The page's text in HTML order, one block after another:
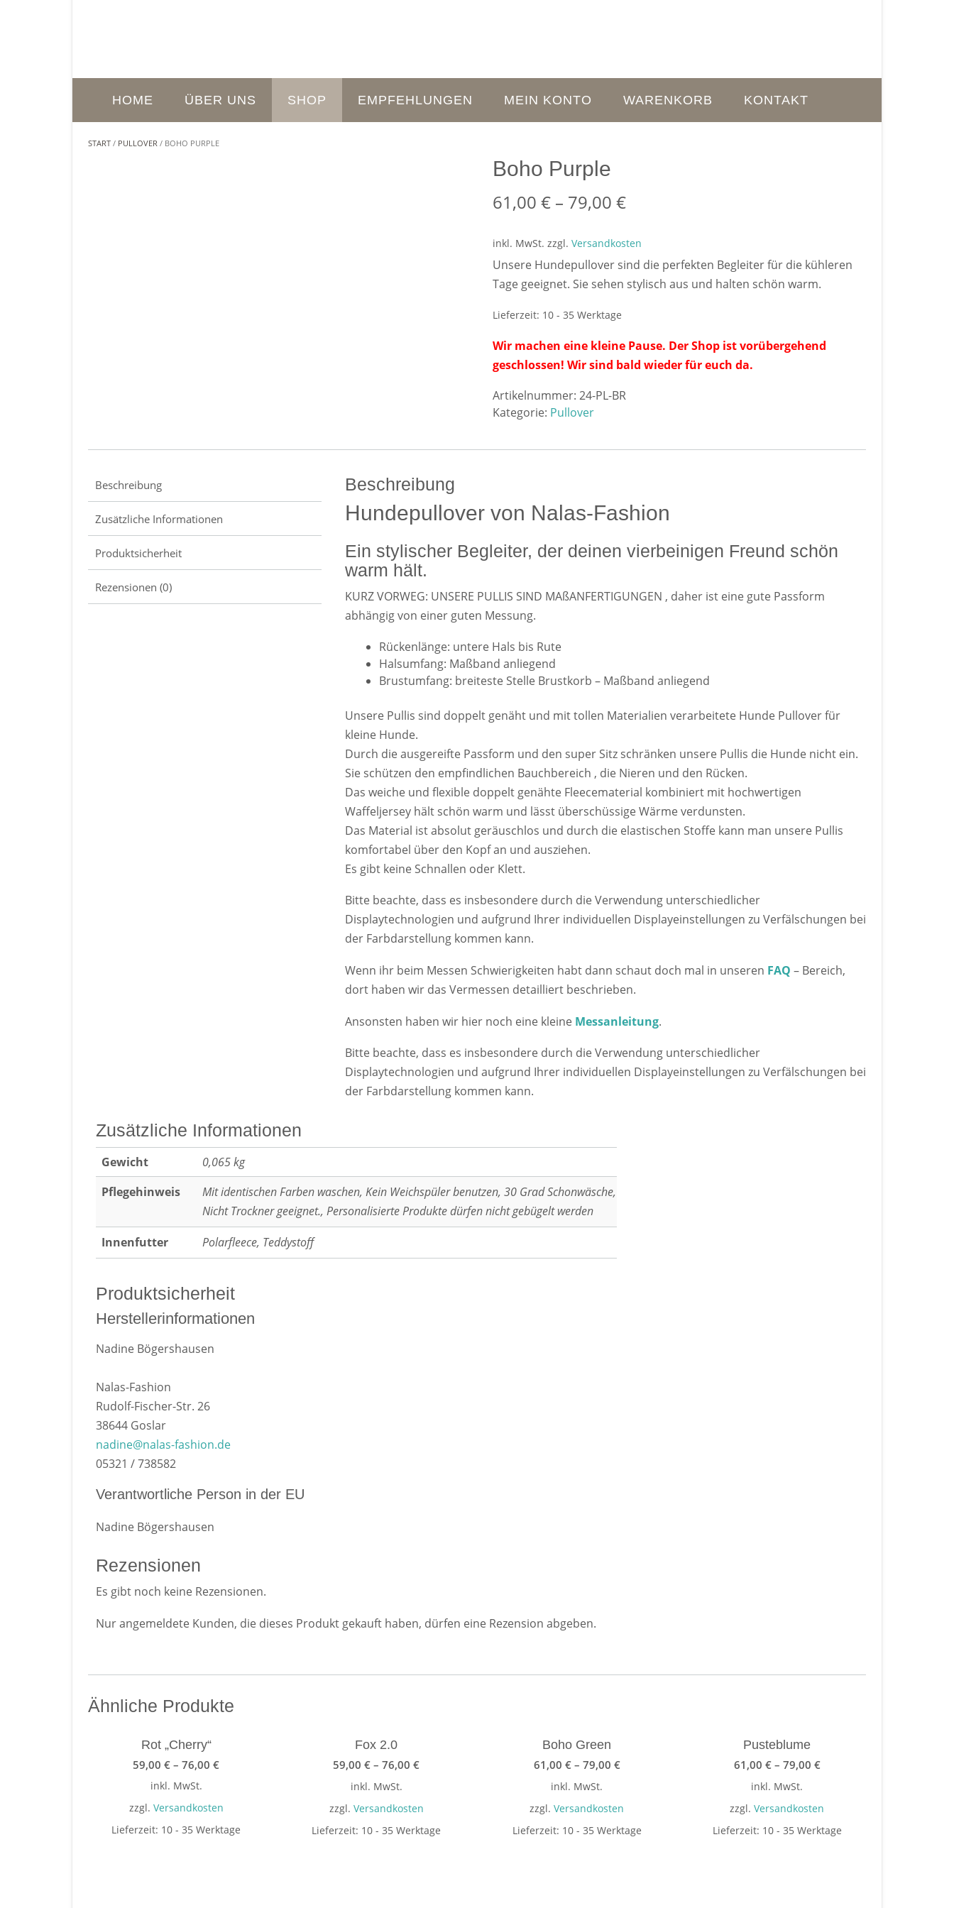
HOME ÜBER UNS SHOP EMPFEHLUNGEN MEIN KONTO WARENKORB KONTAKT
START / PULLOVER / BOHO PURPLE
Boho Purple
61,00 €– 79,00 €
inkl. MwSt. zzgl. Versandkosten
Unsere Hundepullover sind die perfekten Begleiter für die kühleren
Tage geeignet. Sie sehen stylisch aus und halten schön warm.
Lieferzeit: 10 - 35 Werktage
Wir machen eine kleine Pause. Der Shop ist vorübergehend
geschlossen! Wir sind bald wieder für euch da.
Artikelnummer: 24-PL-BR
Kategorie: Pullover
Beschreibung
Zusätzliche Informationen
Produktsicherheit
Rezensionen (0)
Beschreibung
Hundepullover von Nalas-Fashion
Ein stylischer Begleiter, der deinen vierbeinigen Freund schön
warm hält.
KURZ VORWEG: UNSERE PULLIS SIND MAßANFERTIGUNGEN , daher ist eine gute Passform
abhängig von einer guten Messung.
Rückenlänge: untere Hals bis Rute
Halsumfang: Maßband anliegend
Brustumfang: breiteste Stelle Brustkorb – Maßband anliegend
Unsere Pullis sind doppelt genäht und mit tollen Materialien verarbeitete Hunde Pullover für
kleine Hunde.
Durch die ausgereifte Passform und den super Sitz schränken unsere Pullis die Hunde nicht ein.
Sie schützen den empfindlichen Bauchbereich , die Nieren und den Rücken.
Das weiche und flexible doppelt genähte Fleecematerial kombiniert mit hochwertigen
Waffeljersey hält schön warm und lässt überschüssige Wärme verdunsten.
Das Material ist absolut geräuschlos und durch die elastischen Stoffe kann man unsere Pullis
komfortabel über den Kopf an und ausziehen.
Es gibt keine Schnallen oder Klett.
Bitte beachte, dass es insbesondere durch die Verwendung unterschiedlicher
Displaytechnologien und aufgrund Ihrer individuellen Displayeinstellungen zu Verfälschungen bei
der Farbdarstellung kommen kann.
Wenn ihr beim Messen Schwierigkeiten habt dann schaut doch mal in unseren FAQ – Bereich,
dort haben wir das Vermessen detailliert beschrieben.
Ansonsten haben wir hier noch eine kleine Messanleitung.
Bitte beachte, dass es insbesondere durch die Verwendung unterschiedlicher
Displaytechnologien und aufgrund Ihrer individuellen Displayeinstellungen zu Verfälschungen bei
der Farbdarstellung kommen kann.
Zusätzliche Informationen
Gewicht
0,065 kg
Pflegehinweis
Mit identischen Farben waschen, Kein Weichspüler benutzen, 30 Grad Schonwäsche,
Nicht Trockner geeignet., Personalisierte Produkte dürfen nicht gebügelt werden
Innenfutter
Polarfleece, Teddystoff
Produktsicherheit
Herstellerinformationen
Nadine Bögershausen
Nalas-Fashion
Rudolf-Fischer-Str. 26
38644 Goslar
nadine@nalas-fashion.de
05321 / 738582
Verantwortliche Person in der EU
Nadine Bögershausen
Rezensionen
Es gibt noch keine Rezensionen.
Nur angemeldete Kunden, die dieses Produkt gekauft haben, dürfen eine Rezension abgeben.
Ähnliche Produkte
Rot „Cherry“
59,00€ –76,00€
inkl. MwSt.
zzgl. Versandkosten
Lieferzeit: 10 - 35 Werktage
Fox 2.0
59,00€ –76,00€
inkl. MwSt.
zzgl. Versandkosten
Lieferzeit: 10 - 35 Werktage
Boho Green
61,00 €– 79,00 €
inkl. MwSt.
zzgl.Versandkosten
Lieferzeit: 10 - 35 Werktage
Pusteblume
61,00 €– 79,00 €
inkl. MwSt.
zzgl.Versandkosten
Lieferzeit: 10 - 35 Werktage